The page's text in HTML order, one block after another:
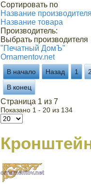
Сортировать по
Название
Название товара
Производитель:
Выбрать производителя
"Печатный ДомЪ"
Ornamentov.net
В начало Назад 1
В конец
Страница 1 из 7
Показано 1 - 20 из 134